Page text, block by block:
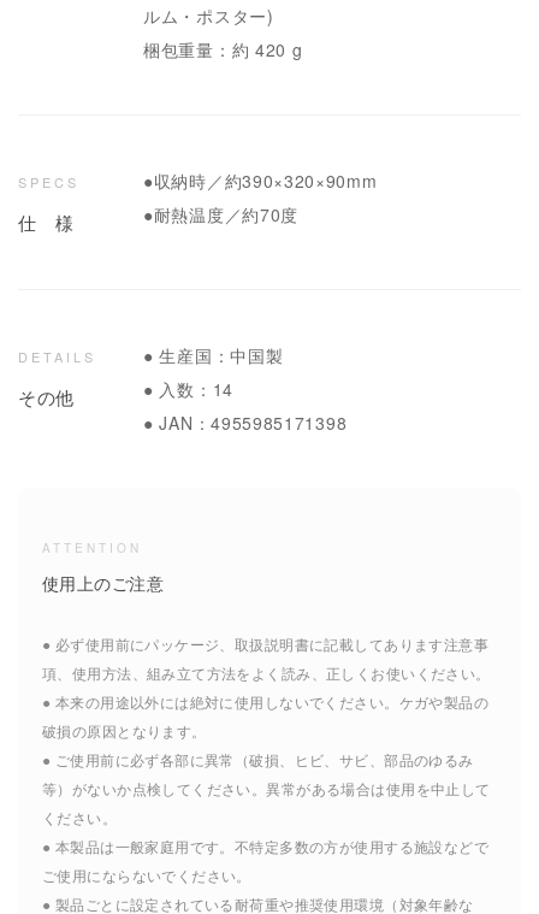
ルム・ポスター)
梱包重量：約 420 g
SPECS
仕 様
●収納時／約390×320×90mm
●耐熱温度／約70度
DETAILS
その他
● 生産国：中国製
● 入数：14
● JAN：4955985171398
ATTENTION
使用上のご注意
● 必ず使用前にパッケージ、取扱説明書に記載してあります注意事
項、使用方法、組み立て方法をよく読み、正しくお使いください。
● 本来の用途以外には絶対に使用しないでください。ケガや製品の
破損の原因となります。
● ご使用前に必ず各部に異常（破損、ヒビ、サビ、部品のゆるみ
等）がないか点検してください。異常がある場合は使用を中止して
ください。
● 本製品は一般家庭用です。不特定多数の方が使用する施設などで
ご使用にならないでください。
● 製品ごとに設定されている耐荷重や推奨使用環境（対象年齢な